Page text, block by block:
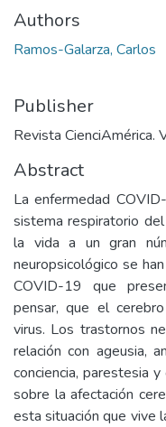
Authors
Ramos-Galarza, Carlos
Publisher
Revista CienciAmérica.
Abstract
La enfermedad
sistema respiratorio
la vida a un gran
neuropsicológico se
COVID-19 que
pensar, que el
virus. Los trastornos
relación con ageusia,
conciencia, parestesia
sobre la afectación
esta situación que vive